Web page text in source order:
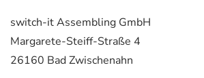
switch-it Assembling GmbH
Margarete-Steiff-Straße 4
26160 Bad Zwischenahn